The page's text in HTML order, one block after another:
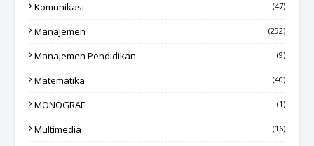
Komunikasi (47)
Manajemen (292)
Manajemen Pendidikan (9)
Matematika (40)
MONOGRAF (1)
Multimedia (16)